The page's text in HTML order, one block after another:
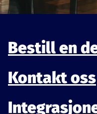
Bestill en
Kontakt oss